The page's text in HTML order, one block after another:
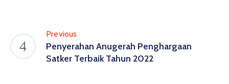
Previous
Penyerahan Anugerah Penghargaan
Satker Terbaik Tahun 2022